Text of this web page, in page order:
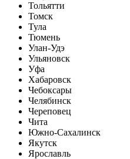
Тольятти
Томск
Тула
Тюмень
Улан-Удэ
Ульяновск
Уфа
Хабаровск
Чебоксары
Челябинск
Череповец
Чита
Южно-Сахалинск
Якутск
Ярославль